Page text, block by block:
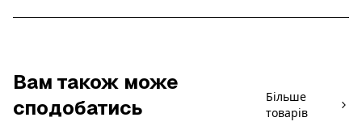
Вам також може
сподобатись
Більше
товарів